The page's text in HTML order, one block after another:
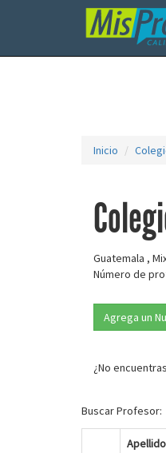
Inicio
Guatemala ,
Número de
Agrega un
¿No
Buscar Profesor: